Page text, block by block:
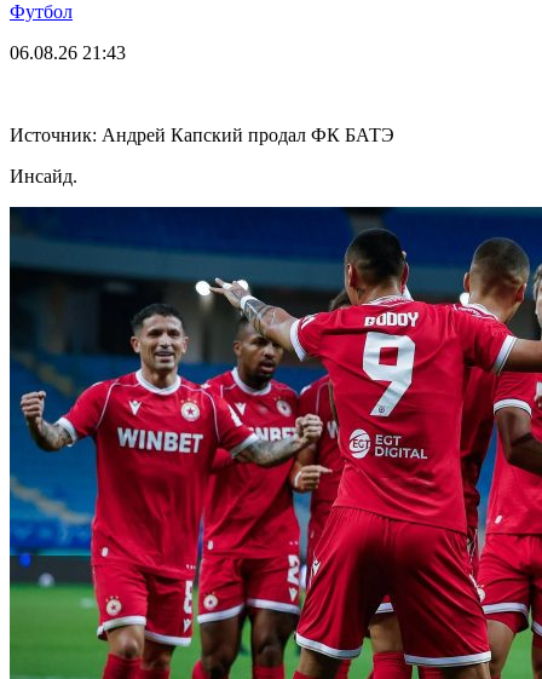
Футбол
06.08.26 21:43
Источник: Андрей Капский продал ФК БАТЭ
Инсайд.